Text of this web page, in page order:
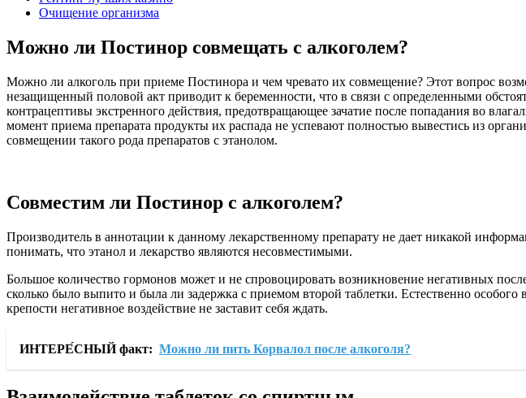
Очищение организма
Можно ли Постинор совмещать с алкоголем?
Можно ли алкоголь при приеме Постинора и чем чревато их совмещение? Этот вопрос
незащищенный половой акт приводит к беременности, что в связи с определенными
контрацептивы экстренного действия, предотвращающее зачатие после попадания во
момент приема препарата продукты их распада не успевают полностью вывестись из
совмещении такого рода препаратов с этанолом.
Совместим ли Постинор с алкоголем?
Производитель в аннотации к данному лекарственному препарату не дает никакой
понимать, что этанол и лекарство являются несовместимыми.
Большое количество гормонов может и не спровоцировать возникновение негативных
сколько было выпито и была ли задержка с приемом второй таблетки. Естественно
крепости негативное воздействие не заставит себя ждать.
ИНТЕРЕ́СНЫЙ факт: Можно ли пить Корвалол после алкоголя?